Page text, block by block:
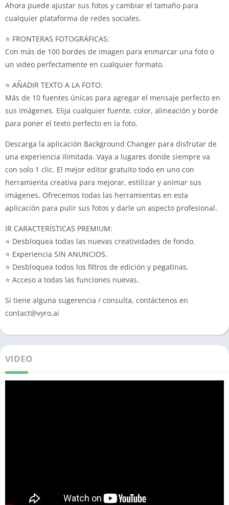
Ahora puede ajustar sus fotos y cambiar el tamaño para
cualquier plataforma de redes sociales.
⭐ FRONTERAS FOTOGRÁFICAS:
Con más de 100 bordes de imagen para enmarcar una foto o
un video perfectamente en cualquier formato.
⭐ AÑADIR TEXTO A LA FOTO:
Más de 10 fuentes únicas para agregar el mensaje perfecto en
sus imágenes. Elija cualquier fuente, color, alineación y borde
para poner el texto perfecto en la foto.
Descarga la aplicación Background Changer para disfrutar de
una experiencia ilimitada. Vaya a lugares donde siempre va
con solo 1 clic. El mejor editor gratuito todo en uno con
herramienta creativa para mejorar, estilizar y animar sus
imágenes. Ofrecemos todas las herramientas en esta
aplicación para pulir sus fotos y darle un aspecto profesional.
IR CARACTERÍSTICAS PREMIUM:
⭐ Desbloquea todas las nuevas creatividades de fondo.
⭐ Experiencia SIN ANUNCIOS.
⭐ Desbloquea todos los filtros de edición y pegatinas.
⭐ Acceso a todas las funciones nuevas.
Si tiene alguna sugerencia / consulta, contáctenos en
contact@vyro.ai
VIDEO